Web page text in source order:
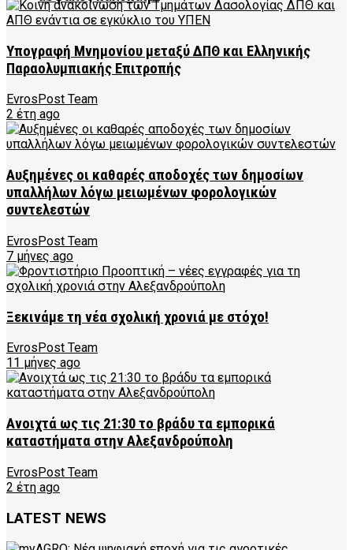
Υπογραφή Μνημονίου μεταξύ ΔΠΘ και Ελληνικής
Παραολυμπιακής Επιτροπής
EvrosPost Team
2 έτη ago
Αυξημένες οι καθαρές αποδοχές των δημοσίων
υπαλλήλων λόγω μειωμένων φορολογικών
συντελεστών
EvrosPost Team
7 μήνες ago
Ξεκινάμε τη νέα σχολική χρονιά με στόχο!
EvrosPost Team
11 μήνες ago
Ανοιχτά ως τις 21:30 το βράδυ τα εμπορικά
καταστήματα στην Αλεξανδρούπολη
EvrosPost Team
2 έτη ago
LATEST NEWS